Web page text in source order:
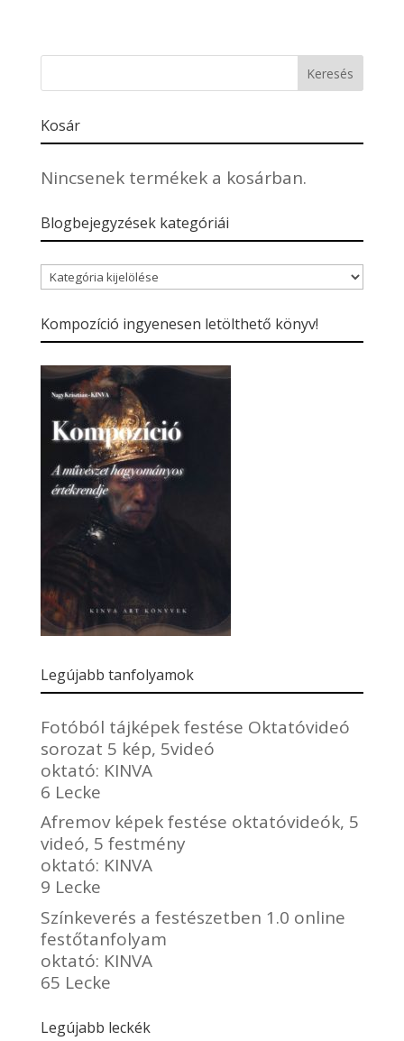
Kosár
Nincsenek termékek a kosárban.
Blogbejegyzések kategóriái
Blogbejegyzések
kategóriái
Kompozíció ingyenesen letölthető könyv!
Legújabb tanfolyamok
Fotóból tájképek festése Oktatóvideó
sorozat 5 kép, 5videó
oktató: KINVA
6 Lecke
Afremov képek festése oktatóvideók, 5
videó, 5 festmény
oktató: KINVA
9 Lecke
Színkeverés a festészetben 1.0 online
festőtanfolyam
oktató: KINVA
65 Lecke
Legújabb leckék